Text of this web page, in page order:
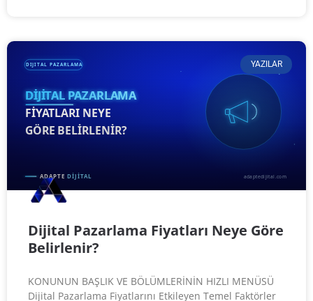
YAZILAR
Dijital Pazarlama Fiyatları Neye Göre
Belirlenir?
KONUNUN BAŞLIK VE BÖLÜMLERİNİN HIZLI MENÜSÜ
Dijital Pazarlama Fiyatlarını Etkileyen Temel Faktörler